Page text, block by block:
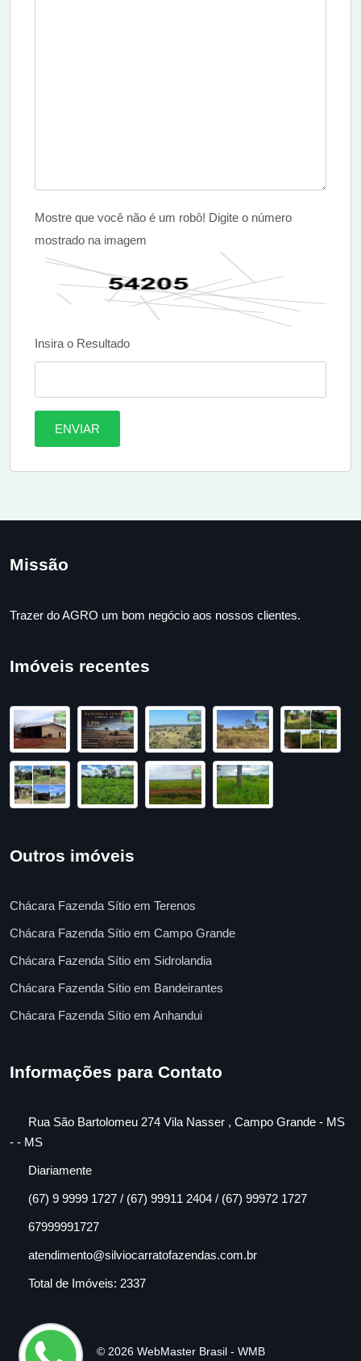
Mostre que você não é um robô! Digite o número
mostrado na imagem
Insira o Resultado
ENVIAR
Missão
Trazer do AGRO um bom negócio aos nossos clientes.
Imóveis recentes
Outros imóveis
Chácara Fazenda Sítio em Terenos
Chácara Fazenda Sítio em Campo Grande
Chácara Fazenda Sítio em Sidrolandia
Chácara Fazenda Sítio em Bandeirantes
Chácara Fazenda Sítio em Anhandui
Informações para Contato
Rua São Bartolomeu 274 Vila Nasser , Campo Grande - MS
- - MS
Diariamente
(67) 9 9999 1727 / (67) 99911 2404 / (67) 99972 1727
67999991727
atendimento@silviocarratofazendas.com.br
Total de Imóveis: 2337
© 2026 WebMaster Brasil - WMB